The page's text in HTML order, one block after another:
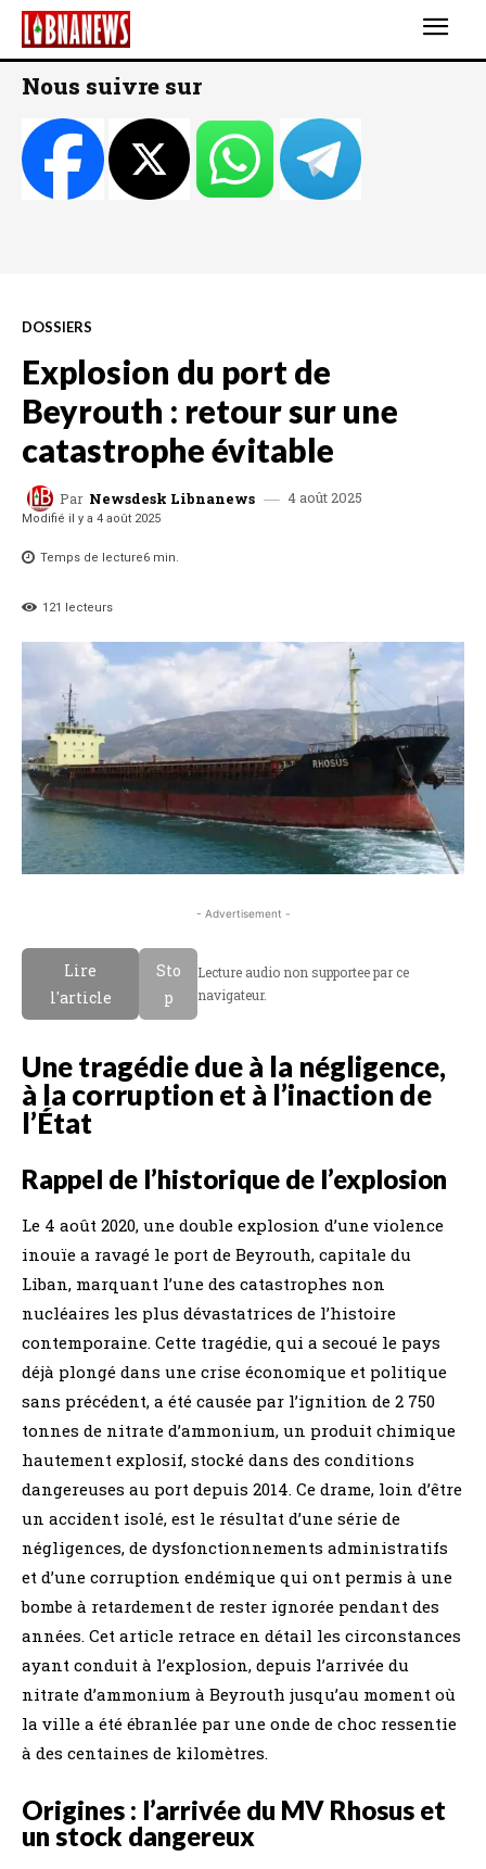
Nous suivre sur
DOSSIERS
Explosion du port de
Beyrouth : retour sur une
catastrophe évitable
Par Newsdesk Libnanews 4 août 2025
Modifié il y a 4 août 2025
Temps de lecture6 min.
121 lecteurs
- Advertisement -
Lire
l'article
Sto
p
Lecture audio non supportee par ce
navigateur.
Une tragédie due à la négligence,
à la corruption et à l’inaction de
l’État
Rappel de l’historique de l’explosion
Le 4 août 2020, une double explosion d’une violence
inouïe a ravagé le port de Beyrouth, capitale du
Liban, marquant l’une des catastrophes non
nucléaires les plus dévastatrices de l’histoire
contemporaine. Cette tragédie, qui a secoué le pays
déjà plongé dans une crise économique et politique
sans précédent, a été causée par l’ignition de 2 750
tonnes de nitrate d’ammonium, un produit chimique
hautement explosif, stocké dans des conditions
dangereuses au port depuis 2014. Ce drame, loin d’être
un accident isolé, est le résultat d’une série de
négligences, de dysfonctionnements administratifs
et d’une corruption endémique qui ont permis à une
bombe à retardement de rester ignorée pendant des
années. Cet article retrace en détail les circonstances
ayant conduit à l’explosion, depuis l’arrivée du
nitrate d’ammonium à Beyrouth jusqu’au moment où
la ville a été ébranlée par une onde de choc ressentie
à des centaines de kilomètres.
Origines : l’arrivée du MV Rhosus et
un stock dangereux